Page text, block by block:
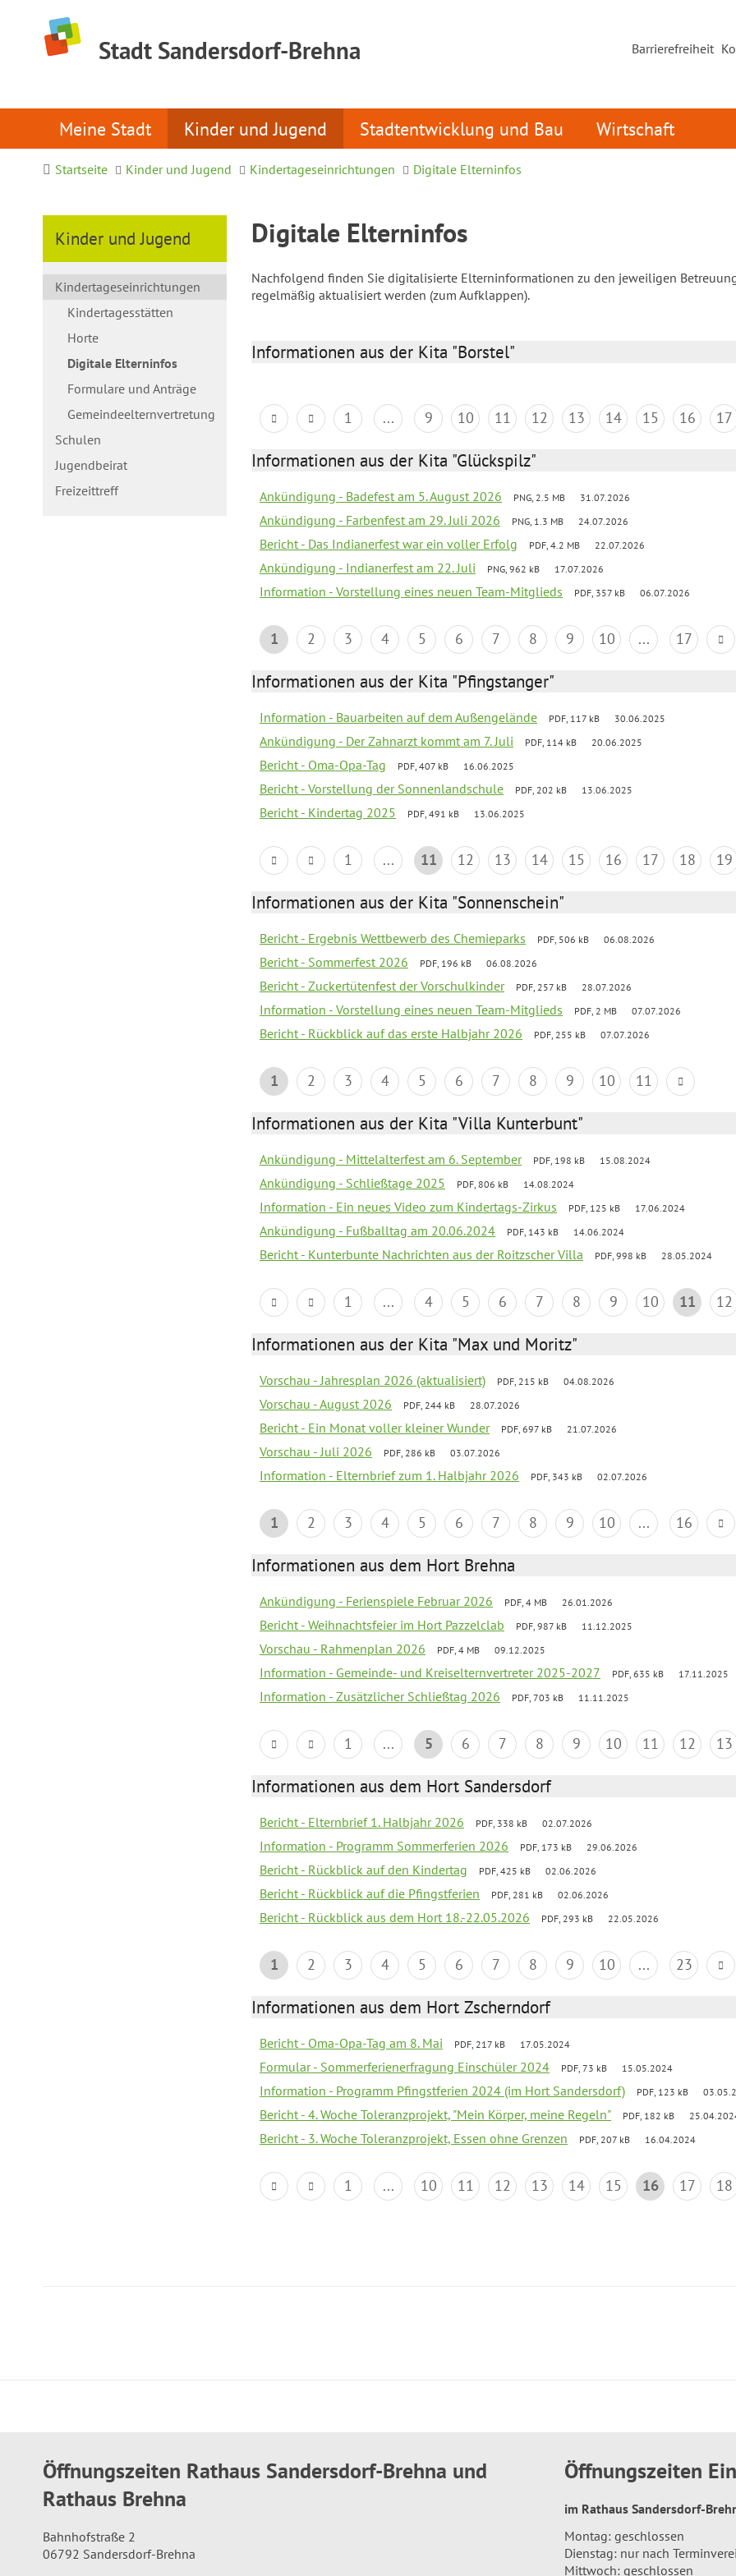
Stadt Sandersdorf-Brehna Barrierefreiheit
Meine Stadt Kinder und Jugend Stadtentwicklung und Bau Wirtschaft
Startseite Kinder und Jugend Kindertageseinrichtungen Digitale Elterninfos
Kinder und Jugend
Kindertageseinrichtungen
Kindertagesstätten
Horte
Digitale Elterninfos
Formulare und Anträge
Gemeindeelternvertretung
Schulen
Jugendbeirat
Freizeittreff
Digitale Elterninfos
Nachfolgend finden Sie digitalisierte Elterninformationen zu den jeweiligen
regelmäßig aktualisiert werden (zum Aufklappen).
Informationen aus der Kita "Borstel"
1 ... 9 10 11 12 13 14 15 16 17
Informationen aus der Kita "Glückspilz"
Ankündigung - Badefest am 5. August 2026 PNG, 2.5 MB 31.07.2026
Ankündigung - Farbenfest am 29. Juli 2026 PNG, 1.3 MB 24.07.2026
Bericht - Das Indianerfest war ein voller Erfolg PDF, 4.2 MB 22.07.2026
Ankündigung - Indianerfest am 22. Juli PNG, 962 kB 17.07.2026
Information - Vorstellung eines neuen Team-Mitglieds PDF, 357 kB 06.07.2026
1 2 3 4 5 6 7 8 9 10 ... 17
Informationen aus der Kita "Pfingstanger"
Information - Bauarbeiten auf dem Außengelände PDF, 117 kB 30.06.2025
Ankündigung - Der Zahnarzt kommt am 7. Juli PDF, 114 kB 20.06.2025
Bericht - Oma-Opa-Tag PDF, 407 kB 16.06.2025
Bericht - Vorstellung der Sonnenlandschule PDF, 202 kB 13.06.2025
Bericht - Kindertag 2025 PDF, 491 kB 13.06.2025
1 ... 11 12 13 14 15 16 17 18 19
Informationen aus der Kita "Sonnenschein"
Bericht - Ergebnis Wettbewerb des Chemieparks PDF, 506 kB 06.08.2026
Bericht - Sommerfest 2026 PDF, 196 kB 06.08.2026
Bericht - Zuckertütenfest der Vorschulkinder PDF, 257 kB 28.07.2026
Information - Vorstellung eines neuen Team-Mitglieds PDF, 2 MB 07.07.2026
Bericht - Rückblick auf das erste Halbjahr 2026 PDF, 255 kB 07.07.2026
1 2 3 4 5 6 7 8 9 10 11
Informationen aus der Kita "Villa Kunterbunt"
Ankündigung - Mittelalterfest am 6. September PDF, 198 kB 15.08.2024
Ankündigung - Schließtage 2025 PDF, 806 kB 14.08.2024
Information - Ein neues Video zum Kindertags-Zirkus PDF, 125 kB 17.06.2024
Ankündigung - Fußballtag am 20.06.2024 PDF, 143 kB 14.06.2024
Bericht - Kunterbunte Nachrichten aus der Roitzscher Villa PDF, 998 kB 28.05.2024
1 ... 4 5 6 7 8 9 10 11 12
Informationen aus der Kita "Max und Moritz"
Vorschau - Jahresplan 2026 (aktualisiert) PDF, 215 kB 04.08.2026
Vorschau - August 2026 PDF, 244 kB 28.07.2026
Bericht - Ein Monat voller kleiner Wunder PDF, 697 kB 21.07.2026
Vorschau - Juli 2026 PDF, 286 kB 03.07.2026
Information - Elternbrief zum 1. Halbjahr 2026 PDF, 343 kB 02.07.2026
1 2 3 4 5 6 7 8 9 10 ... 16
Informationen aus dem Hort Brehna
Ankündigung - Ferienspiele Februar 2026 PDF, 4 MB 26.01.2026
Bericht - Weihnachtsfeier im Hort Pazzelclab PDF, 987 kB 11.12.2025
Vorschau - Rahmenplan 2026 PDF, 4 MB 09.12.2025
Information - Gemeinde- und Kreiselternvertreter 2025-2027 PDF, 635 kB 17.11.2025
Information - Zusätzlicher Schließtag 2026 PDF, 703 kB 11.11.2025
1 ... 5 6 7 8 9 10 11 12 13
Informationen aus dem Hort Sandersdorf
Bericht - Elternbrief 1. Halbjahr 2026 PDF, 338 kB 02.07.2026
Information - Programm Sommerferien 2026 PDF, 173 kB 29.06.2026
Bericht - Rückblick auf den Kindertag PDF, 425 kB 02.06.2026
Bericht - Rückblick auf die Pfingstferien PDF, 281 kB 02.06.2026
Bericht - Rückblick aus dem Hort 18.-22.05.2026 PDF, 293 kB 22.05.2026
1 2 3 4 5 6 7 8 9 10 ... 23
Informationen aus dem Hort Zscherndorf
Bericht - Oma-Opa-Tag am 8. Mai PDF, 217 kB 17.05.2024
Formular - Sommerferienerfragung Einschüler 2024 PDF, 73 kB 15.05.2024
Information - Programm Pfingstferien 2024 (im Hort Sandersdorf) PDF, 123 kB
Bericht - 4. Woche Toleranzprojekt, "Mein Körper, meine Regeln" PDF, 182 kB
Bericht - 3. Woche Toleranzprojekt, Essen ohne Grenzen PDF, 207 kB 16.04.2024
1 ... 10 11 12 13 14 15 16 17 18
Öffnungszeiten Rathaus Sandersdorf-Brehna und
Rathaus Brehna
Bahnhofstraße 2
06792 Sandersdorf-Brehna
Öffnungszeiten
im Rathaus Sandersdorf-
Montag: geschlossen
Dienstag: nur nach
Mittwoch: geschlossen